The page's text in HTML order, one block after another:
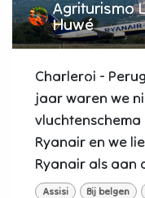
Agriturismo
Huwé
Charleroi -
jaar waren we
vluchtenschema
Ryanair en we
Ryanair als aan
Assisi Bij belgen